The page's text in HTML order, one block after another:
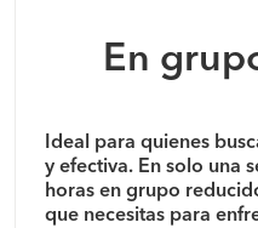
En
Ideal para quienes
y efectiva. En solo una
horas en grupo
que necesitas para